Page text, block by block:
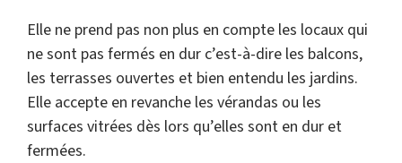
Elle ne prend pas non plus en compte les locaux qui
ne sont pas fermés en dur c’est-à-dire les balcons,
les terrasses ouvertes et bien entendu les jardins.
Elle accepte en revanche les vérandas ou les
surfaces vitrées dès lors qu’elles sont en dur et
fermées.